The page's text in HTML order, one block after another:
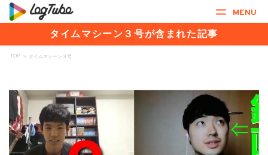
MENU
タイムマシーン３号が含まれた記事
TOP > タイムマシーン３号